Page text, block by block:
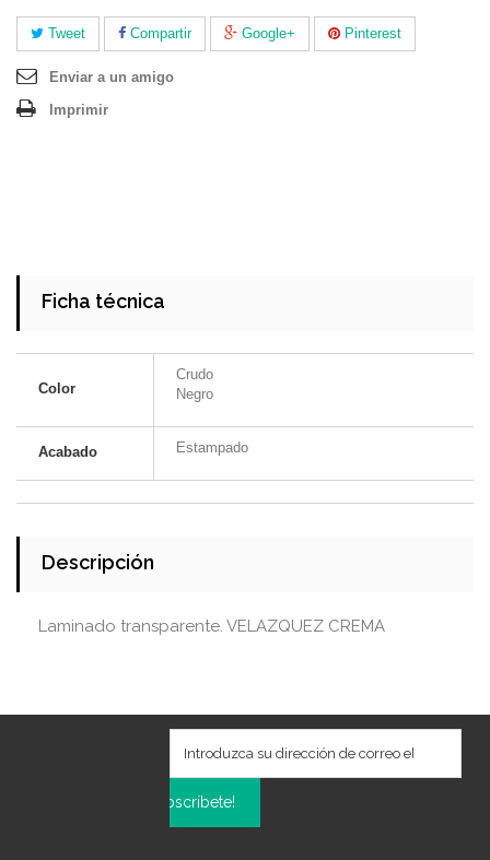
Tweet Compartir Google+ Pinterest
Enviar a un amigo
Imprimir
Ficha técnica
Color
Crudo
Negro
Acabado Estampado
Descripción
Laminado transparente. VELAZQUEZ CREMA
Subscríbete!